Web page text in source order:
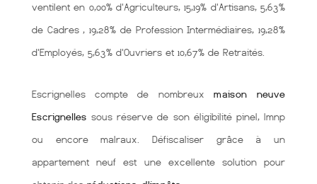
ventilent en 0,00% d'Agriculteurs, 15,19% d'Artisans, 5,63%
de Cadres , 19,28% de Profession Intermédiaires, 19,28%
d'Employés, 5,63% d'Ouvriers et 10,67% de Retraités.
Escrignelles compte de nombreux maison neuve
Escrignelles sous réserve de son éligibilité pinel, lmnp
ou encore malraux. Défiscaliser grâce à un
appartement neuf est une excellente solution pour